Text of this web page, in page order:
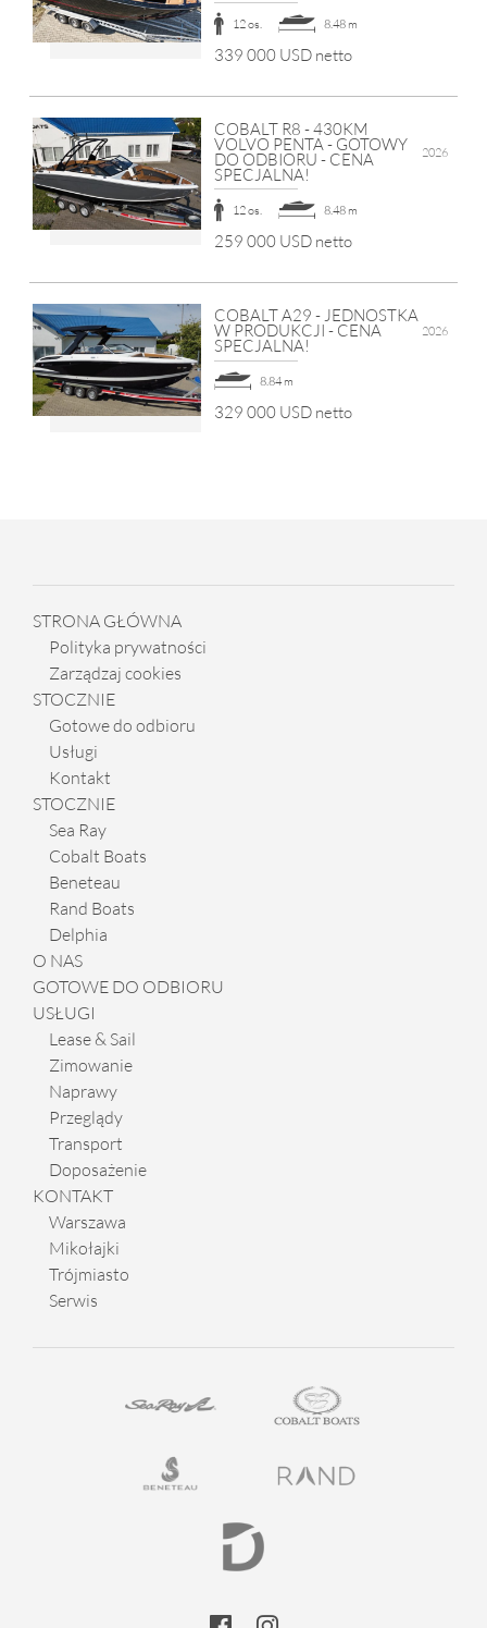
12 os. 8.48 m
339 000 USD netto
COBALT R8 - 430KM
VOLVO PENTA - GOTOWY
DO ODBIORU - CENA
SPECJALNA!
2026
12 os. 8.48 m
259 000 USD netto
COBALT A29 - JEDNOSTKA
W PRODUKCJI - CENA
SPECJALNA!
2026
8.84 m
329 000 USD netto
STRONA GŁÓWNA
Polityka prywatności
Zarządzaj cookies
STOCZNIE
Gotowe do odbioru
Usługi
Kontakt
STOCZNIE
Sea Ray
Cobalt Boats
Beneteau
Rand Boats
Delphia
O NAS
GOTOWE DO ODBIORU
USŁUGI
Lease & Sail
Zimowanie
Naprawy
Przeglądy
Transport
Doposażenie
KONTAKT
Warszawa
Mikołajki
Trójmiasto
Serwis